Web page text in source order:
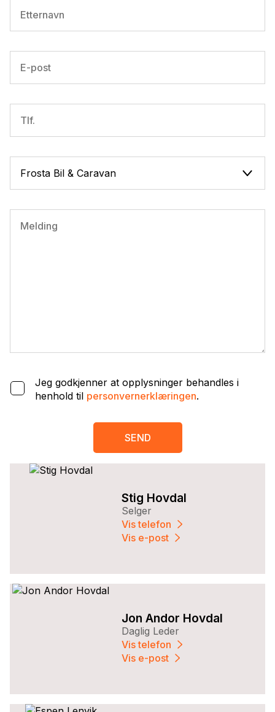
Jeg godkjenner at opplysninger behandles i
henhold til personvernerklæringen.
SEND
Stig Hovdal
Selger
Vis telefon
Vis e-post
Jon Andor Hovdal
Daglig Leder
Vis telefon
Vis e-post